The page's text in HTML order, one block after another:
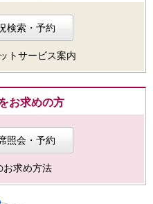
検索・予約
トサービス案内
お求めの方
照会・予約
お求め方法